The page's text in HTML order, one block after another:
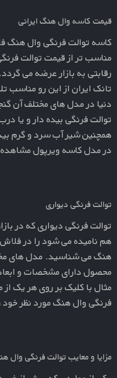
قیمت کاسه وال هنگ ایرانی
کاسه توالت فرنگی وال هنگ
مناسب تر از قیمت توالت
رقابتی به بازار عرضه می
تانک ایران از این رو مناسب
دنیا در مدل های مختلف آن
توالت فرنگی بیده دار و یا
همچنین شیر آب سرد و گرم
در مدل کاسه ویرپول
توالت فرنگی دیواری
توالت فرنگی دیواری که در
هم نامیده می شود را در
هنگ می شناسید. مدل های
محصول دارای مشخصات و
مثال با کلیک بر روی هر یک از
فرنگی وال هنگ مورد نظر
مزایا و معایب توالت فرنگی وال